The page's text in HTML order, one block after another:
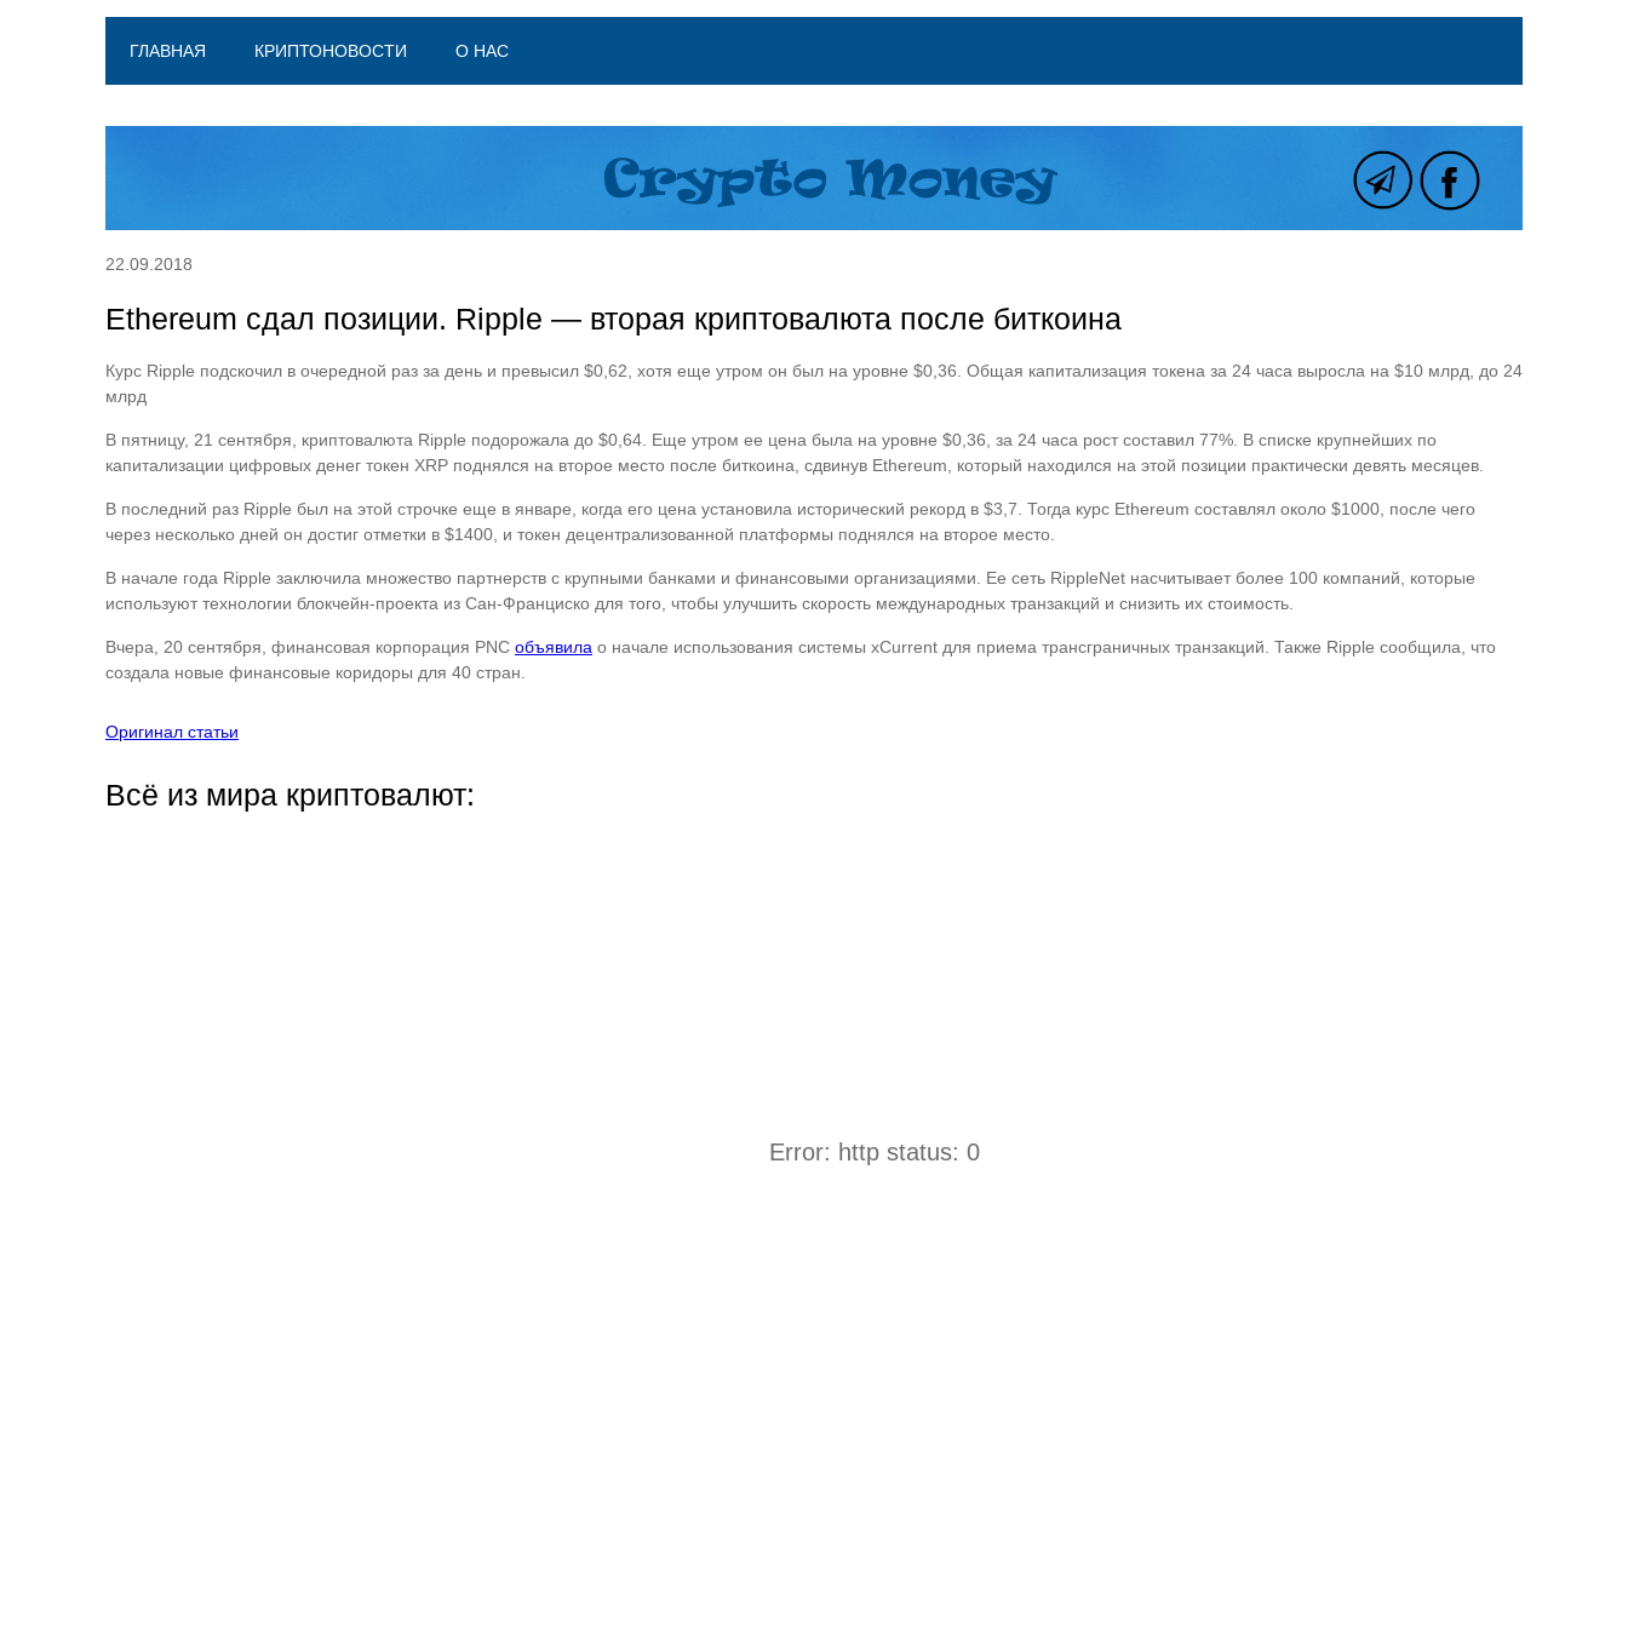
ГЛАВНАЯ КРИПТОНОВОСТИ О НАС
22.09.2018
Ethereum сдал позиции. Ripple — вторая криптовалюта после биткоина
Курс Ripple подскочил в очередной раз за день и превысил $0,62, хотя еще утром он был на уровне $0,36. Общая капитализация токена за 24 часа выросла на $10 млрд, до 24
млрд
В пятницу, 21 сентября, криптовалюта Ripple подорожала до $0,64. Еще утром ее цена была на уровне $0,36, за 24 часа рост составил 77%. В списке крупнейших по
капитализации цифровых денег токен XRP поднялся на второе место после биткоина, сдвинув Ethereum, который находился на этой позиции практически девять месяцев.
В последний раз Ripple был на этой строчке еще в январе, когда его цена установила исторический рекорд в $3,7. Тогда курс Ethereum составлял около $1000, после чего
через несколько дней он достиг отметки в $1400, и токен децентрализованной платформы поднялся на второе место.
В начале года Ripple заключила множество партнерств с крупными банками и финансовыми организациями. Ее сеть RippleNet насчитывает более 100 компаний, которые
используют технологии блокчейн-проекта из Сан-Франциско для того, чтобы улучшить скорость международных транзакций и снизить их стоимость.
Вчера, 20 сентября, финансовая корпорация PNC объявила о начале использования системы xCurrent для приема трансграничных транзакций. Также Ripple сообщила, что
создала новые финансовые коридоры для 40 стран.
Оригинал статьи
Всё из мира криптовалют:
Error: http status: 0